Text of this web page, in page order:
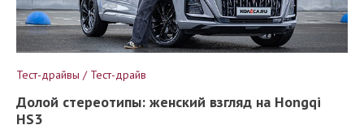
Тест-драйвы / Тест-драйв
Долой стереотипы: женский взгляд на Hongqi
HS3